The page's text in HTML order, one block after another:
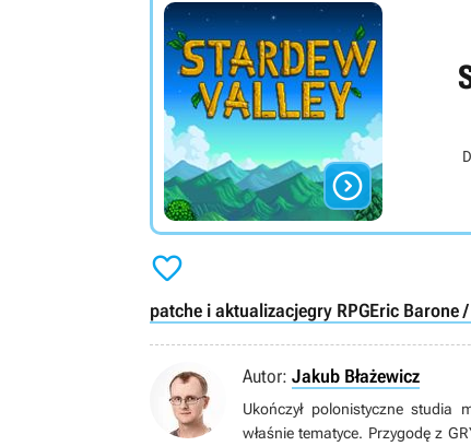


patche i aktualizacjegry RPGEric Barone
Autor: Jakub Błażewicz
Ukończył polonistyczne studia
właśnie tematyce. Przygodę z